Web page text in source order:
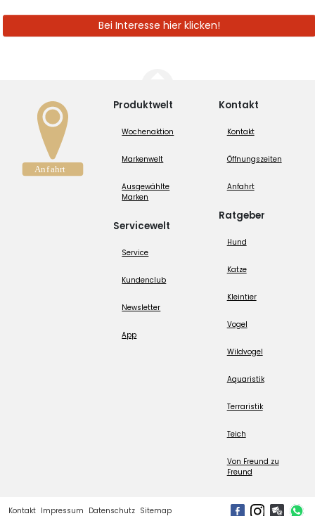
Bei Interesse hier klicken!
Produktwelt
Wochenaktion
Markenwelt
Ausgewählte
Marken
Servicewelt
Service
Kundenclub
Newsletter
App
Kontakt
Kontakt
Öffnungszeiten
Anfahrt
Ratgeber
Hund
Katze
Kleintier
Vogel
Wildvogel
Aquaristik
Terraristik
Teich
Von Freund zu
Freund
Kontakt Impressum Datenschutz Sitemap